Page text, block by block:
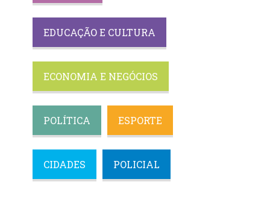
CIDADES POLICIAL
POLÍTICA ESPORTE
ECONOMIA E NEGÓCIOS
EDUCAÇÃO E CULTURA